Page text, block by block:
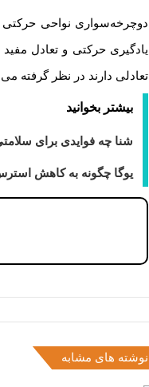
دوچرخه‌سواری نواحی
یادگیری حرکتی و تعادل
تعادلی دارند در نظر گرفته
بیشتر بخوانید
شنا چه فوایدی برای
یوگا چگونه به کاهش
نوشته های مشابه